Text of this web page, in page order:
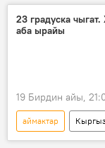
23 градуска
аба ырайы
19 Бирдин айы,
аймактар
февраль